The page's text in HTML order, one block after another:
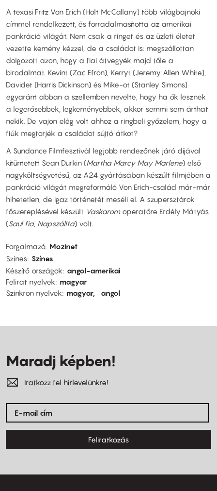
A texasi Fritz Von Erich (Holt McCallany) több világbajnoki
címmel rendelkezett, és forradalmasította az amerikai
pankráció világát. Nem csak a ringet és az üzleti életet
vezette kemény kézzel, de a családot is: megszállottan
dolgozott azon, hogy a fiai átvegyék majd tőle a
birodalmat. Kevint (Zac Efron), Kerryt (Jeremy Allen White),
Davidet (Harris Dickinson) és Mike-ot (Stanley Simons)
egyaránt abban a szellemben nevelte, hogy ha ők lesznek
a legerősebbek, legkeményebbek, akkor semmi sem árthat
nekik. De vajon elég volt ahhoz a ringbeli győzelem, hogy a
fiúk megtörjék a családot sújtó átkot?
A Sundance Filmfesztivál legjobb rendezőnek járó díjával
kitüntetett Sean Durkin (Martha Marcy May Marlene) első
nagyköltségvetésű, az A24 gyártásában készült filmjében a
pankráció világát megreformáló Von Erich-család már-már
hihetetlen, de igaz történetét meséli el. A szupersztárok
főszereplésével készült Vaskaromoperatőre Erdély Mátyás
(Saul fia, Napszállta) volt.
Forgalmazó Mozinet
Színes Színes
Készítő országok
angol-amerikai
Felirat nyelvek
magyar
Szinkron nyelvek
magyar angol
Maradj képben!
Iratkozz fel hírlevelünkre!
Feliratkozás